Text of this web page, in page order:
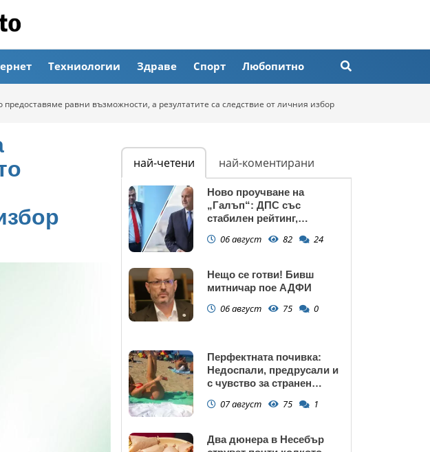
Техниологии Здраве Спорт Любопитно
равни възможности, а резултатите са следствие от личния избор
най-четени най-коментирани
Ново проучване на
„Галъп“: ДПС със
стабилен рейтинг,
запазва
06 август 82 24
Нещо се готви! Бивш
митничар пое АДФИ
06 август 75 0
Перфектната почивка:
Недоспали, предрусали и
с чувство за странен
07 август 75 1
Два дюнера в Несебър